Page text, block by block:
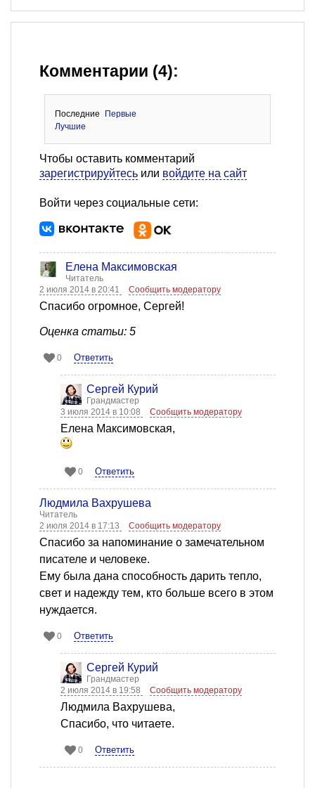
Комментарии (4):
Последние
Первые
Лучшие
Чтобы оставить комментарий
зарегистрируйтесь или войдите на сайт
Войти через социальные сети:
Елена Максимовская
Читатель
2 июля 2014 в 20:41
Сообщить модератору
Спасибо огромное, Сергей!
Оценка статьи: 5
0 Ответить
Сергей Курий
Грандмастер
3 июля 2014 в 10:08
Сообщить модератору
Елена Максимовская,
0 Ответить
Людмила Вахрушева
Читатель
2 июля 2014 в 17:13
Сообщить модератору
Спасибо за напоминание о замечательном
писателе и человеке.
Ему была дана способность дарить тепло,
свет и надежду тем, кто больше всего в этом
нуждается.
0 Ответить
Сергей Курий
Грандмастер
2 июля 2014 в 19:58
Сообщить модератору
Людмила Вахрушева,
Cпасибо, что читаете.
0 Ответить